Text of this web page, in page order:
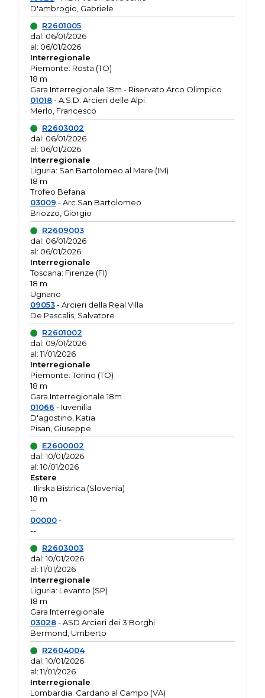
D'ambrogio, Gabriele
R2601005
dal: 06/01/2026
al: 06/01/2026
Interregionale
Piemonte: Rosta (TO)
18 m
Gara Interregionale 18m - Riservato Arco Olimpico
01018- A.S.D. Arcieri delle Alpi
Merlo, Francesco
R2603002
dal: 06/01/2026
al: 06/01/2026
Interregionale
Liguria: San Bartolomeo al Mare (IM)
18 m
Trofeo Befana
03009 - Arc.San Bartolomeo
Briozzo, Giorgio
R2609003
dal: 06/01/2026
al: 06/01/2026
Interregionale
Toscana: Firenze (FI)
18 m
Ugnano
09053- Arcieri della Real Villa
De Pascalis, Salvatore
R2601002
dal: 09/01/2026
al: 11/01/2026
Interregionale
Piemonte: Torino (TO)
18 m
Gara Interregionale 18m
01066 - Iuvenilia
D'agostino, Katia
Pisan, Giuseppe
E2600002
dal: 10/01/2026
al: 10/01/2026
Estere
: Ilirska Bistrica (Slovenia)
18 m
--
00000-
--
R2603003
dal: 10/01/2026
al: 11/01/2026
Interregionale
Liguria: Levanto (SP)
18 m
Gara Interregionale
03028- ASD Arcieri dei 3 Borghi
Bermond, Umberto
R2604004
dal: 10/01/2026
al: 11/01/2026
Interregionale
Lombardia: Cardano al Campo (VA)